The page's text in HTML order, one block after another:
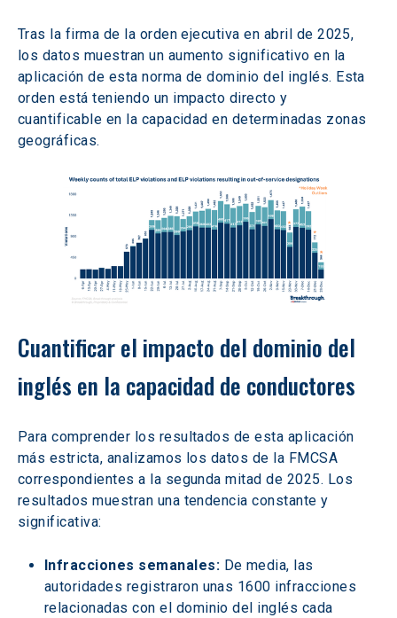
Tras la firma de la orden ejecutiva en abril de 2025,
los datos muestran un aumento significativo en la
aplicación de esta norma de dominio del inglés. Esta
orden está teniendo un impacto directo y
cuantificable en la capacidad en determinadas zonas
geográficas.
Cuantificar el impacto del dominio del
inglés en la capacidad de conductores
Para comprender los resultados de esta aplicación
más estricta, analizamos los datos de la FMCSA
correspondientes a la segunda mitad de 2025. Los
resultados muestran una tendencia constante y
significativa:
Infracciones semanales: De media, las
autoridades registraron unas 1600 infracciones
relacionadas con el dominio del inglés cada